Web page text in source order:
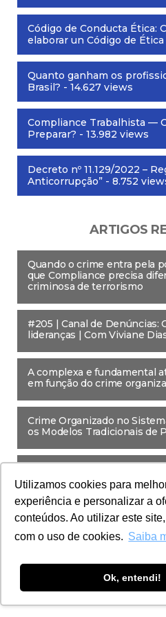
Utilizamos cookies para
experiência e personalizar a
conteúdos. Ao utilizar este
com o uso de cookies. Saiba
Ok, entendi!
Código de Conducta Ética:
elaborar un Código de Ética
Quanto ganham os
Brasil? - 14.627 views
Compliance Trabalhista —
Preparar? - 13.982 views
Decreto nº 11.129/2022 –
Anticorrupção” - 8.752
ARTIGOS
Quando o crime entra pela
que Compliance precisa
criminosa de terrorismo
#205 | Canal de Denúncias:
lideranças | Com Viviane
A complexa e fundamental
em função do crime
Crime Organizado no
os Modelos Tradicionais de
Pesquisa Revela Uma